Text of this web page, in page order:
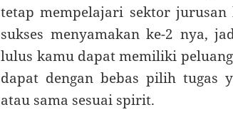
tetap mempelajari sektor
sukses menyamakan ke-2 nya,
lulus kamu dapat memiliki
dapat dengan bebas pilih tugas
atau sama sesuai spirit.